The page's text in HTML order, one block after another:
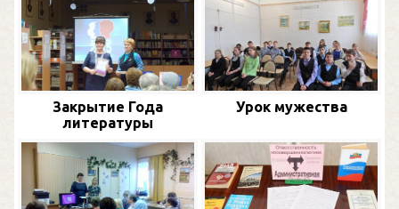
Закрытие Года
литературы
Урок мужества